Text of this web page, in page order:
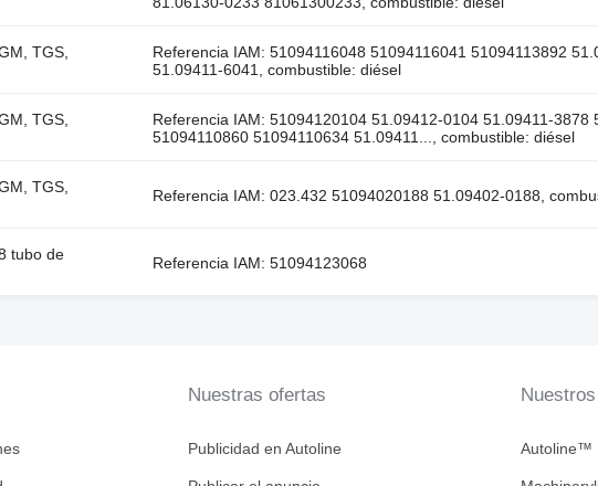
TGS,
Referencia IAM: 51094116048 51094116041 51094113892
51.09411-6041, combustible: diésel
TGS,
Referencia IAM: 51094120104 51.09412-0104 51.09411-3878
51094110860 51094110634 51.09411..., combustible: diésel
TGS,
Referencia IAM: 023.432 51094020188 51.09402-0188,
tubo de
Referencia IAM: 51094123068
Nuestras ofertas
Publicidad en Autoline Autoline™